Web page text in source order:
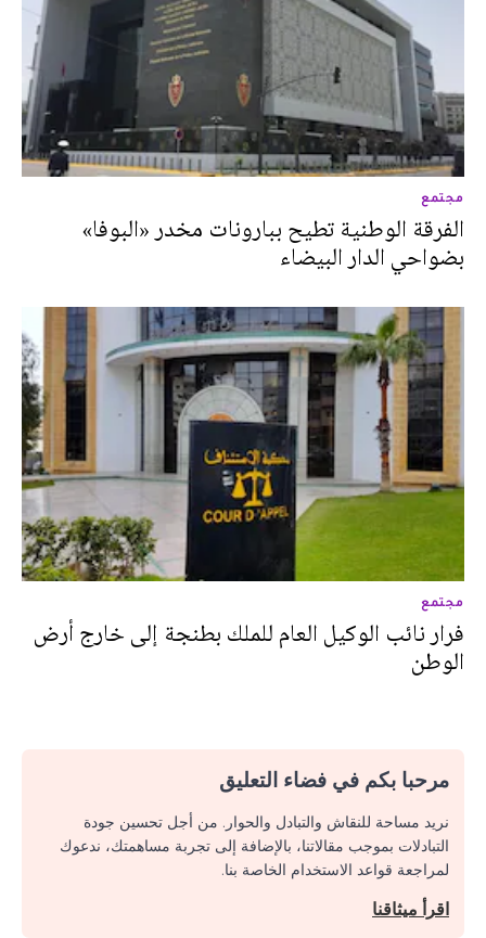
مجتمع
الفرقة الوطنية تطيح ببارونات مخدر «البوفا»
بضواحي الدار البيضاء
مجتمع
فرار نائب الوكيل العام للملك بطنجة إلى خارج أرض
الوطن
مرحبا بكم في فضاء التعليق
نريد مساحة للنقاش والتبادل والحوار. من أجل تحسين جودة
التبادلات بموجب مقالاتنا، بالإضافة إلى تجربة مساهمتك، ندعوك
لمراجعة قواعد الاستخدام الخاصة بنا.
اقرأ ميثاقنا